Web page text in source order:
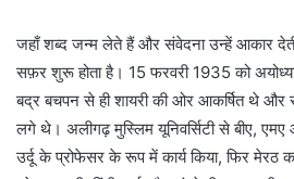
जहाँ शब्द जन्म लेते हैं और संवेदना उन्हें आकार
सफ़र शुरू होता है। 15 फरवरी 1935 को
बद्र बचपन से ही शायरी की ओर आकर्षित थे और
लगे थे। अलीगढ़ मुस्लिम यूनिवर्सिटी से बीए, एमए
उर्दू के प्रोफेसर के रूप में कार्य किया, फिर मेरठ